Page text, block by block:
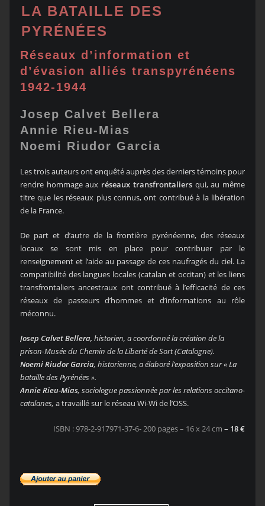
LA BATAILLE DES
PYRÉNÉES
Réseaux d’information et
d’évasion alliés transpyrénéens
1942-1944
Josep Calvet Bellera
Annie Rieu-Mias
Noemi Riudor Garcia
Les trois auteurs ont enquêté auprès des derniers témoins pour
rendre hommage aux réseaux transfrontaliersqui, au même
titre que les réseaux plus connus, ont contribué à la libération
de la France.
De part et d’autre de la frontière pyrénéenne, des réseaux
locaux se sont mis en place pour contribuer par le
renseignement et l’aide au passage de ces naufragés du ciel. La
compatibilité des langues locales (catalan et occitan) et les liens
transfrontaliers ancestraux ont contribué à l’efficacité de ces
réseaux de passeurs d’hommes et d’informations au rôle
méconnu.
Josep Calvet Bellera, historien, a coordonné la création de la
prison-Musée du Chemin de la Liberté de Sort (Catalogne).
Noemi Riudor Garcia, historienne, a élaboré l’exposition sur « La
bataille des Pyrénées ».
Annie Rieu-Mias, sociologue passionnée par les relations occitano-
catalanes, a travaillé sur le réseau Wi-Wi de l’OSS.
ISBN : 978-2-917971-37-6- 200 pages – 16 x 24 cm– 18 €